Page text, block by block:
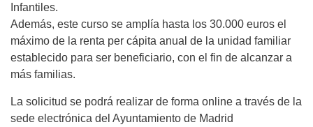
Infantiles.
Además, este curso se amplía hasta los 30.000 euros el
máximo de la renta per cápita anual de la unidad familiar
establecido para ser beneficiario, con el fin de alcanzar a
más familias.
La solicitud se podrá realizar de forma online a través de la
sede electrónica del Ayuntamiento de Madrid